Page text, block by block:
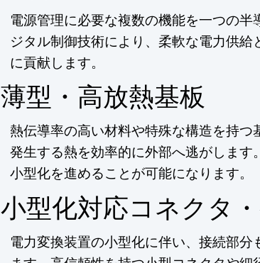
電源管理に必要な複数の機能を一つの
ジタル制御技術により、柔軟な電力供
に貢献します。
薄型・高放熱基板
熱伝導率の高い材料や特殊な構造を持つ
発生する熱を効率的に外部へ逃がしま
小型化を進めることが可能になります。
小型化対応コネクタ
電力変換装置の小型化に伴い、接続部